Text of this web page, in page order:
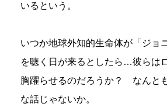
いるという。
いつか地球外知的生命体が「ジョ
を聴く日が来るとしたら…彼らは
胸躍らせるのだろうか？ なんと
な話じゃないか。